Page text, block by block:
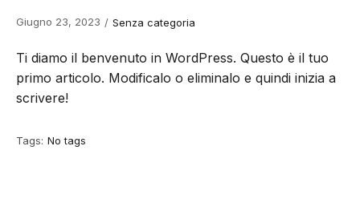
Giugno 23, 2023 / Senza categoria
Ti diamo il benvenuto in WordPress. Questo è il tuo
primo articolo. Modificalo o eliminalo e quindi inizia a
scrivere!
Tags: No tags